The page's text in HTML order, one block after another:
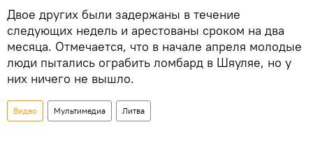
Двое других были задержаны в течение
следующих недель и арестованы сроком на два
месяца. Отмечается, что в начале апреля молодые
люди пытались ограбить ломбард в Шяуляе, но у
них ничего не вышло.
Видео Мультимедиа Литва